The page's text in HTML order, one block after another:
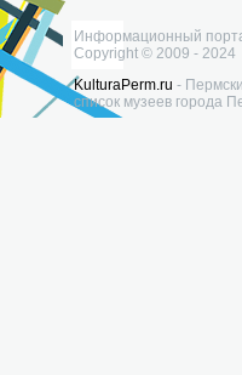
Информационный
Copyright © 2009 - 2024
KulturaPerm.ru -
список музеев города